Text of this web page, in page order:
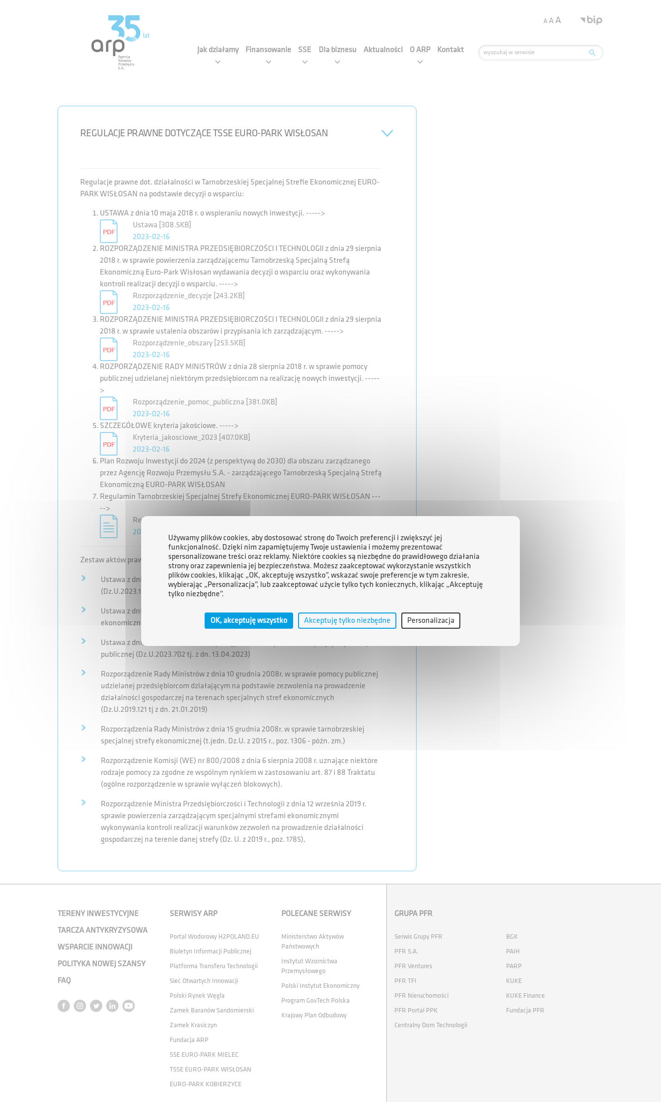
Jak działamy Finansowanie SSE Dla biznesu Aktualności O ARP Kontakt
AAA
REGULACJE PRAWNE DOTYCZĄCE TSSE EURO-PARK WISŁOSAN
Regulacje prawne dot. działalności w Tarnobrzeskiej Specjalnej Strefie Ekonomicznej EURO-
PARK WISŁOSAN na podstawie decyzji o wsparciu:
USTAWA z dnia 10 maja 2018 r. o wspieraniu nowych inwestycji. ----->
Ustawa [308.5KB]
2023-02-16
ROZPORZĄDZENIE MINISTRA PRZEDSIĘBIORCZOŚCI I TECHNOLOGII z dnia 29 sierpnia
2018 r. w sprawie powierzenia zarządzającemu Tarnobrzeską Specjalną Strefą
Ekonomiczną Euro-Park Wisłosan wydawania decyzji o wsparciu oraz wykonywania
kontroli realizacji decyzji o wsparciu. ----->
Rozporządzenie_decyzje [243.2KB]
2023-02-16
ROZPORZĄDZENIE MINISTRA PRZEDSIĘBIORCZOŚCI I TECHNOLOGII z dnia 29 sierpnia
2018 r. w sprawie ustalenia obszarów i przypisania ich zarządzającym. ----->
Rozporządzenie_obszary [253.5KB]
2023-02-16
ROZPORZĄDZENIE RADY MINISTRÓW z dnia 28 sierpnia 2018 r. w sprawie pomocy
publicznej udzielanej niektórym przedsiębiorcom na realizację nowych inwestycji. -----
>
Rozporządzenie_pomoc_publiczna [381.0KB]
2023-02-16
SZCZEGÓŁOWE kryteria jakościowe. ----->
Kryteria_jakosciowe_2023 [407.0KB]
2023-02-16
Plan Rozwoju Inwestycji do 2024 (z perspektywą do 2030) dla obszaru zarządzanego
przez Agencję Rozwoju Przemysłu S.A. - zarządzającego Tarnobrzeską Specjalną Strefą
Ekonomiczną EURO-PARK WISŁOSAN
Regulamin Tarnobrzeskiej Specjalnej Strefy Ekonomicznej EURO-PARK WISŁOSAN ---
-->
Regulamin TSSE [313.2KB]
2023-10-27
Zestaw aktów prawnych regulujących działalność TSSE na podstawie zezwolenia:
Ustawa z dnia 20 października 1994r. o specjalnych strefach ekonomicznych
(Dz.U.2023.1604 tj z dn. 14.08.23).
Ustawa z dnia 2 października 2003r. o zmianie ustawy o specjalnych strefach
ekonomicznych i niektórych ustaw (Dz. U. Nr 188, poz. 1840 z poźn. zmianami)
Ustawa z dnia 30 kwietnia 2004r. o postępowaniu w sprawach dotyczących pomocy
publicznej (Dz.U.2023.702 tj. z dn. 13.04.2023)
Rozporządzenie Rady Ministrów z dnia 10 grudnia 2008r. w sprawie pomocy publicznej
udzielanej przedsiębiorcom działającym na podstawie zezwolenia na prowadzenie
działalności gospodarczej na terenach specjalnych stref ekonomicznych
(Dz.U.2019.121 tj z dn. 21.01.2019)
Rozporządzenia Rady Ministrów z dnia 15 grudnia 2008r. w sprawie tarnobrzeskiej
specjalnej strefy ekonomicznej (t.jedn. Dz.U. z 2015 r., poz. 1306 - późn. zm.)
Rozporządzenie Komisji (WE) nr 800/2008 z dnia 6 sierpnia 2008 r. uznające niektóre
rodzaje pomocy za zgodne ze wspólnym rynkiem w zastosowaniu art. 87 i 88 Traktatu
(ogólne rozporządzenie w sprawie wyłączeń blokowych).
Rozporządzenie Ministra Przedsiębiorczości i Technologii z dnia 12 września 2019 r.
sprawie powierzenia zarządzającym specjalnymi strefami ekonomicznymi
wykonywania kontroli realizacji warunków zezwoleń na prowadzenie działalności
gospodarczej na terenie danej strefy (Dz. U. z 2019 r., poz. 1785),
TERENY INWESTYCYJNE
TARCZA ANTYKRYZYSOWA
WSPARCIE INNOWACJI
POLITYKA NOWEJ SZANSY
FAQ
SERWISY ARP
Portal Wodorowy H2POLAND.EU
Biuletyn Informacji Publicznej
Platforma Transferu Technologii
Sieć Otwartych Innowacji
Polski Rynek Węgla
Zamek Baranów Sandomierski
Zamek Krasiczyn
Fundacja ARP
SSE EURO-PARK MIELEC
TSSE EURO-PARK WISŁOSAN
EURO-PARK KOBIERZYCE
POLECANE SERWISY
Ministerstwo Aktywów
Państwowych
Instytut Wzornictwa
Przemysłowego
Polski Instytut Ekonomiczny
Program GovTech Polska
Krajowy Plan Odbudowy
GRUPA PFR
Serwis Grupy PFR
PFR S.A.
PFR Ventures
PFR TFI
PFR Nieruchomości
PFR Portal PPK
Centralny Dom Technologii
BGK
PAIH
PARP
KUKE
KUKE Finance
Fundacja PFR
Używamy plików cookies, aby dostosować stronę do Twoich preferencji i zwiększyć jej
funkcjonalność. Dzięki nim zapamiętujemy Twoje ustawienia i możemy prezentować
spersonalizowane treści oraz reklamy. Niektóre cookies są niezbędne do prawidłowego działania
strony oraz zapewnienia jej bezpieczeństwa. Możesz zaakceptować wykorzystanie wszystkich
plików cookies, klikając „OK, akceptuję wszystko”, wskazać swoje preferencje w tym zakresie,
wybierając „Personalizacja”, lub zaakceptować użycie tylko tych koniecznych, klikając „Akceptuję
tylko niezbędne”.
OK, akceptuję wszystko Akceptuję tylko niezbędne Personalizacja